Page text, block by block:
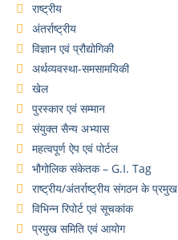
राष्ट्रीय
अंतर्राष्ट्रीय
विज्ञान एवं प्रौद्योगिकी
अर्थव्यवस्था-समसामयिकी
खेल
पुरस्कार एवं सम्मान
संयुक्त सैन्य अभ्यास
महत्वपूर्ण ऐप एवं पोर्टल
भौगोलिक संकेतक – G.I. Tag
राष्ट्रीय/अंतर्राष्ट्रीय संगठन के प्रमुख
विभिन्न रिपोर्ट एवं सूचकांक
प्रमुख समिति एवं आयोग